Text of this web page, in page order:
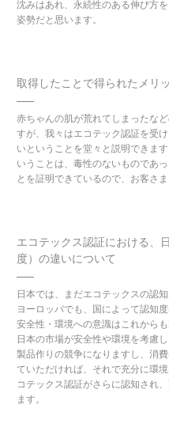
沈みはあれ、永続性のある伸び方
姿勢だと思います。
取得したことで得られたメリ
赤ちゃんの肌が荒れてしまったな
すが、我々はエコテック認証を受
いということを堂々と説明できま
いうことは、毒性のないものであ
とを証明できているので、お客さ
エコテックス認証における、
度）の違いについて
日本では、まだエコテックスの認
ヨーロッパでも、国によって認知度
安全性・環境への意識はこれから
日本の市場が安全性や環境を考慮
製品作りの競争になりますし、消
ていただければ、それで充分に環
コテックス認証がさらに認知され
ます。